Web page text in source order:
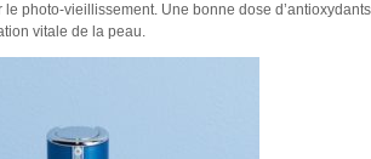
photo-vieillissement. Une bonne dose
vitale de la peau.